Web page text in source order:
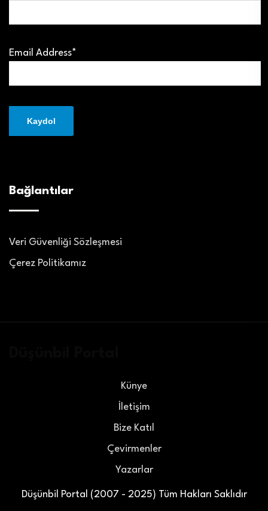
Email Address*
Bağlantılar
Veri Güvenliği Sözleşmesi
Çerez Politikamız
Düşünbil Portal (2007 - 2025) Tüm Hakları Saklıdır
Künye
İletişim
Bize Katıl
Çevirmenler
Yazarlar